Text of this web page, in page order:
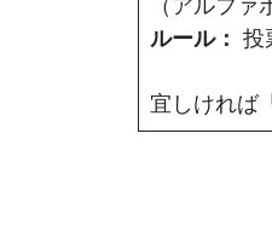
ルール： 投
宜しければ